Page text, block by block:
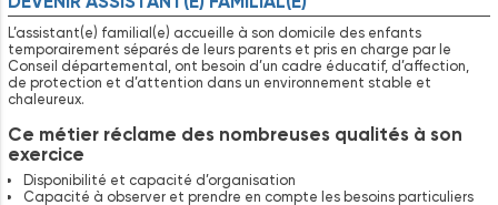
L’assistant(e) familial(e) accueille à son domicile des enfants
temporairement séparés de leurs parents et pris en charge par le
Conseil départemental, ont besoin d’un cadre éducatif, d’affection,
de protection et d’attention dans un environnement stable et
chaleureux.
Ce métier réclame des nombreuses qualités à son
exercice
Disponibilité et capacité d’organisation
Capacité à observer et prendre en compte les besoins particuliers